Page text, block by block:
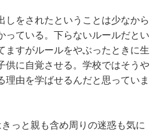
しをされたということは少なから
っている。下らないルールだとい
ますがルールをやぶったときに生
供に自覚させる。学校ではそうや
理由を学ばせるんだと思っていま
っと親も含め周りの迷惑も気に